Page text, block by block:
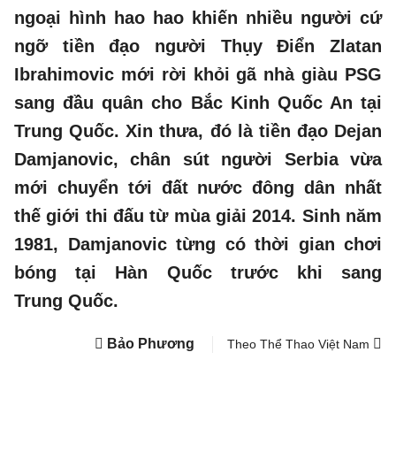
ngoại hình hao hao khiến nhiều người cứ
ngỡ tiền đạo người Thụy Điển Zlatan
Ibrahimovic mới rời khỏi gã nhà giàu PSG
sang đầu quân cho Bắc Kinh Quốc An tại
Trung Quốc. Xin thưa, đó là tiền đạo Dejan
Damjanovic, chân sút người Serbia vừa
mới chuyển tới đất nước đông dân nhất
thế giới thi đấu từ mùa giải 2014. Sinh năm
1981, Damjanovic từng có thời gian chơi
bóng tại Hàn Quốc trước khi sang
Trung Quốc.
Bảo Phương Theo Thể Thao Việt Nam